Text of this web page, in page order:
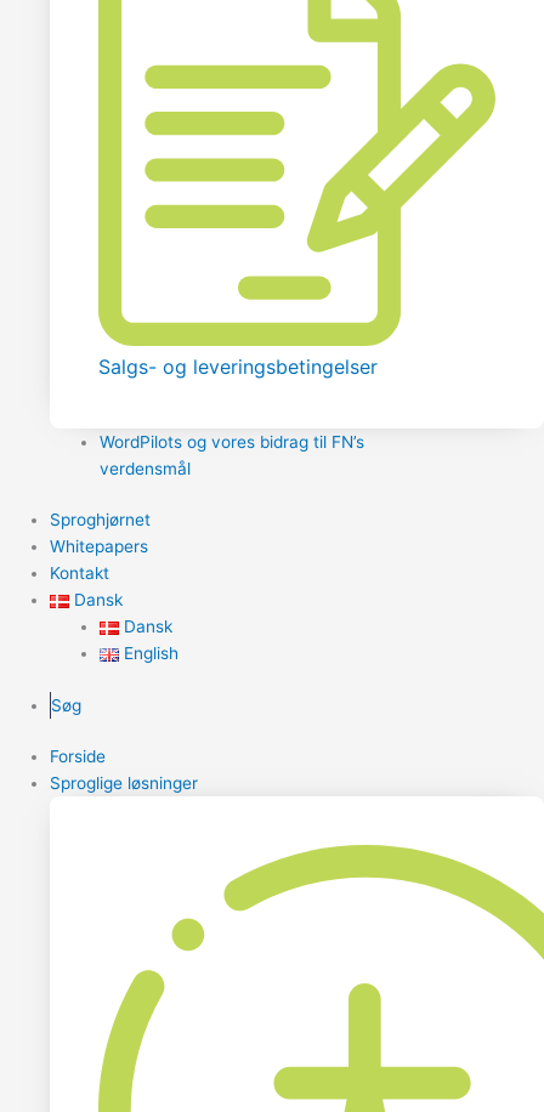
Salgs- og leveringsbetingelser
WordPilots og vores bidrag til FN’s
verdensmål
Sproghjørnet
Whitepapers
Kontakt
Dansk
Dansk
English
Søg
Forside
Sproglige løsninger